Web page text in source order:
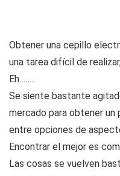
Obtener una cepillo
una tarea difícil de
Eh……..
Se siente bastante
mercado para obtener
entre opciones de
Encontrar el mejor es
Las cosas se vuelven